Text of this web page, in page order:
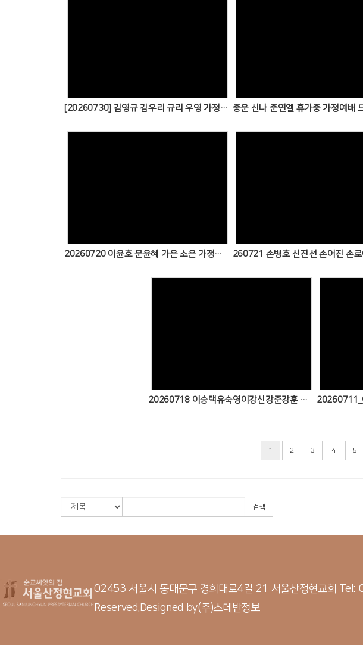
[20260730] 김영규 김우리 규리 우영 가정예배
20260720 이윤호 문윤혜 가은 소은 가정예배 드렸습니다!
20260718 이승택유숙영이강신강준강훈 가정예배
1 2 3 4 5
검색
02453 서울시 동대문구 경희대로4길 21 서울산정현교회 Tel:
Reserved.Designed by(주)스데반정보